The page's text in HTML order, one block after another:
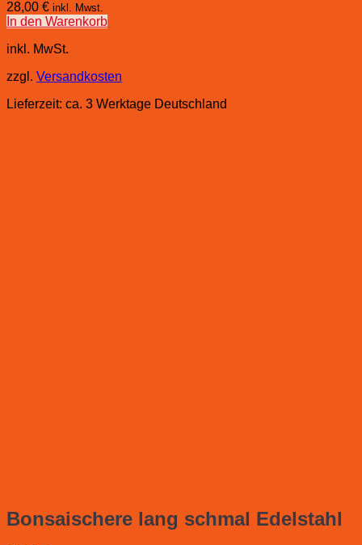
28,00 € inkl. Mwst.
In den Warenkorb
inkl. MwSt.
zzgl. Versandkosten
Lieferzeit: ca. 3 Werktage Deutschland
Bonsaischere lang schmal Edelstahl